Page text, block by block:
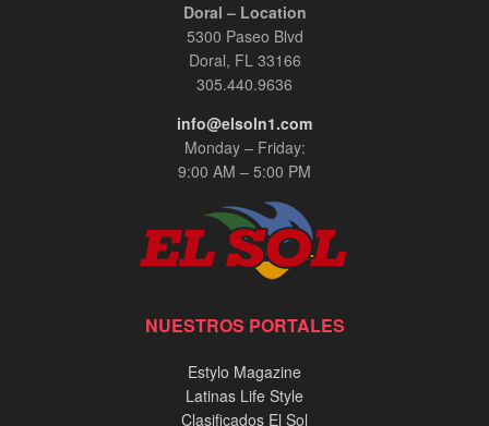
Doral – Location
5300 Paseo Blvd
Doral, FL 33166
305.440.9636
info@elsoln1.com
Monday – Friday:
9:00 AM – 5:00 PM
NUESTROS PORTALES
Estylo Magazine
Latinas Life Style
Clasificados El Sol